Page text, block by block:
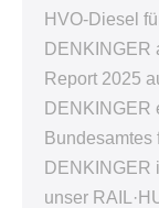
HVO-Diesel
DENKINGER
Report 2025
DENKINGER
DENKINGER
unser